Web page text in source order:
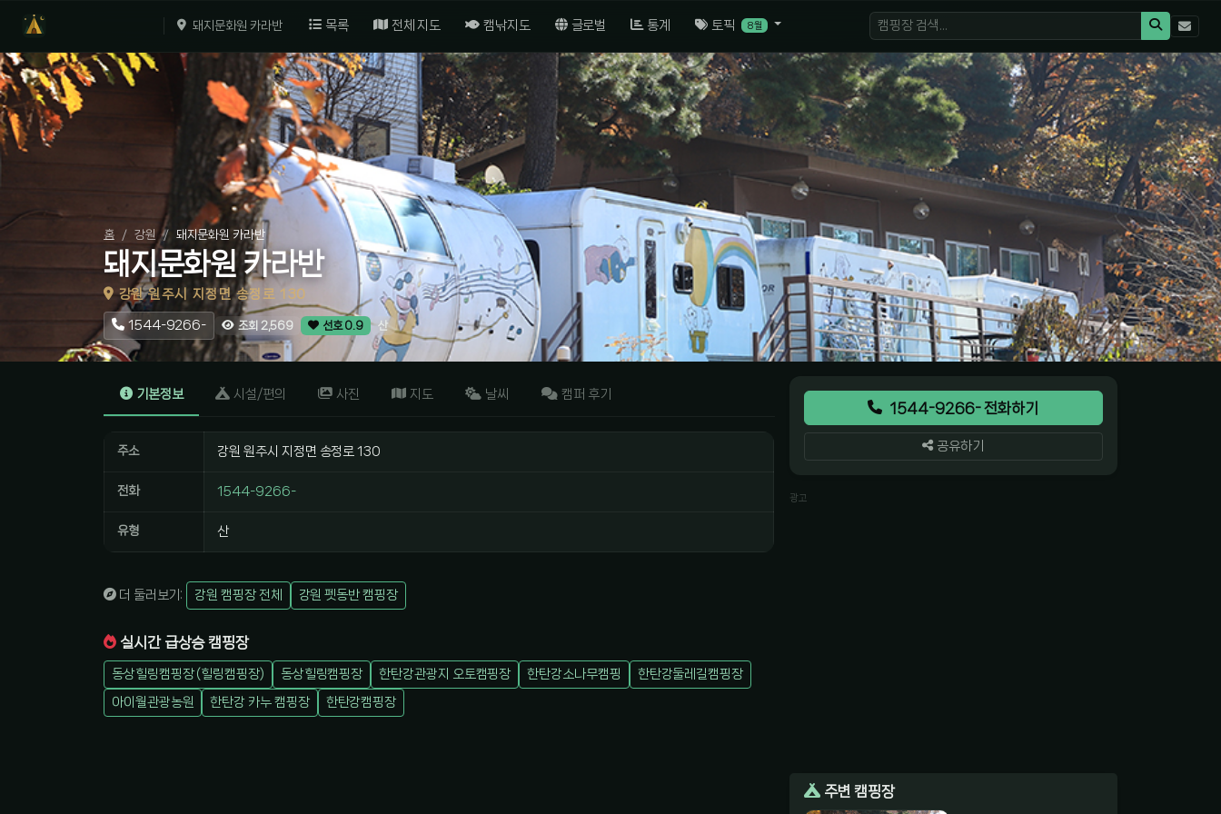
돼지문화원 카라반 목록 전체 지도 캠낚지도 글로벌 통계 토픽 8월
홈 강원 돼지문화원 카라반
돼지문화원 카라반
강원 원주시 지정면 송정로 130
1544-9266- 조회 2,569 선호 0.9 산
기본정보 시설/편의 사진 지도 날씨 캠퍼 후기
주소 강원 원주시 지정면 송정로 130
전화 1544-9266-
유형 산
더 둘러보기: 강원 캠핑장 전체 강원 펫동반 캠핑장
실시간 급상승 캠핑장
동상힐링캠핑장 (힐링캠핑장) 동상힐링캠핑장 한탄강관광지 오토캠핑장 한탄강소나무캠핑
한탄강둘레길캠핑장
아이월관광농원
한탄강 카누 캠핑장 한탄강캠핑장
1544-9266- 전화하기
공유하기
광고
주변 캠핑장